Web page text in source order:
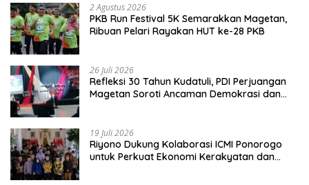
2 Agustus 2026
PKB Run Festival 5K Semarakkan Magetan,
Ribuan Pelari Rayakan HUT ke-28 PKB
26 Juli 2026
Refleksi 30 Tahun Kudatuli, PDI Perjuangan
Magetan Soroti Ancaman Demokrasi dan
19 Juli 2026
Riyono Dukung Kolaborasi ICMI Ponorogo
untuk Perkuat Ekonomi Kerakyatan dan